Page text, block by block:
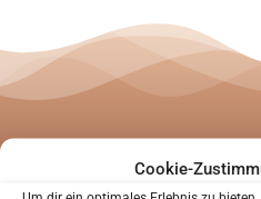
Cookie-
SIND SIE